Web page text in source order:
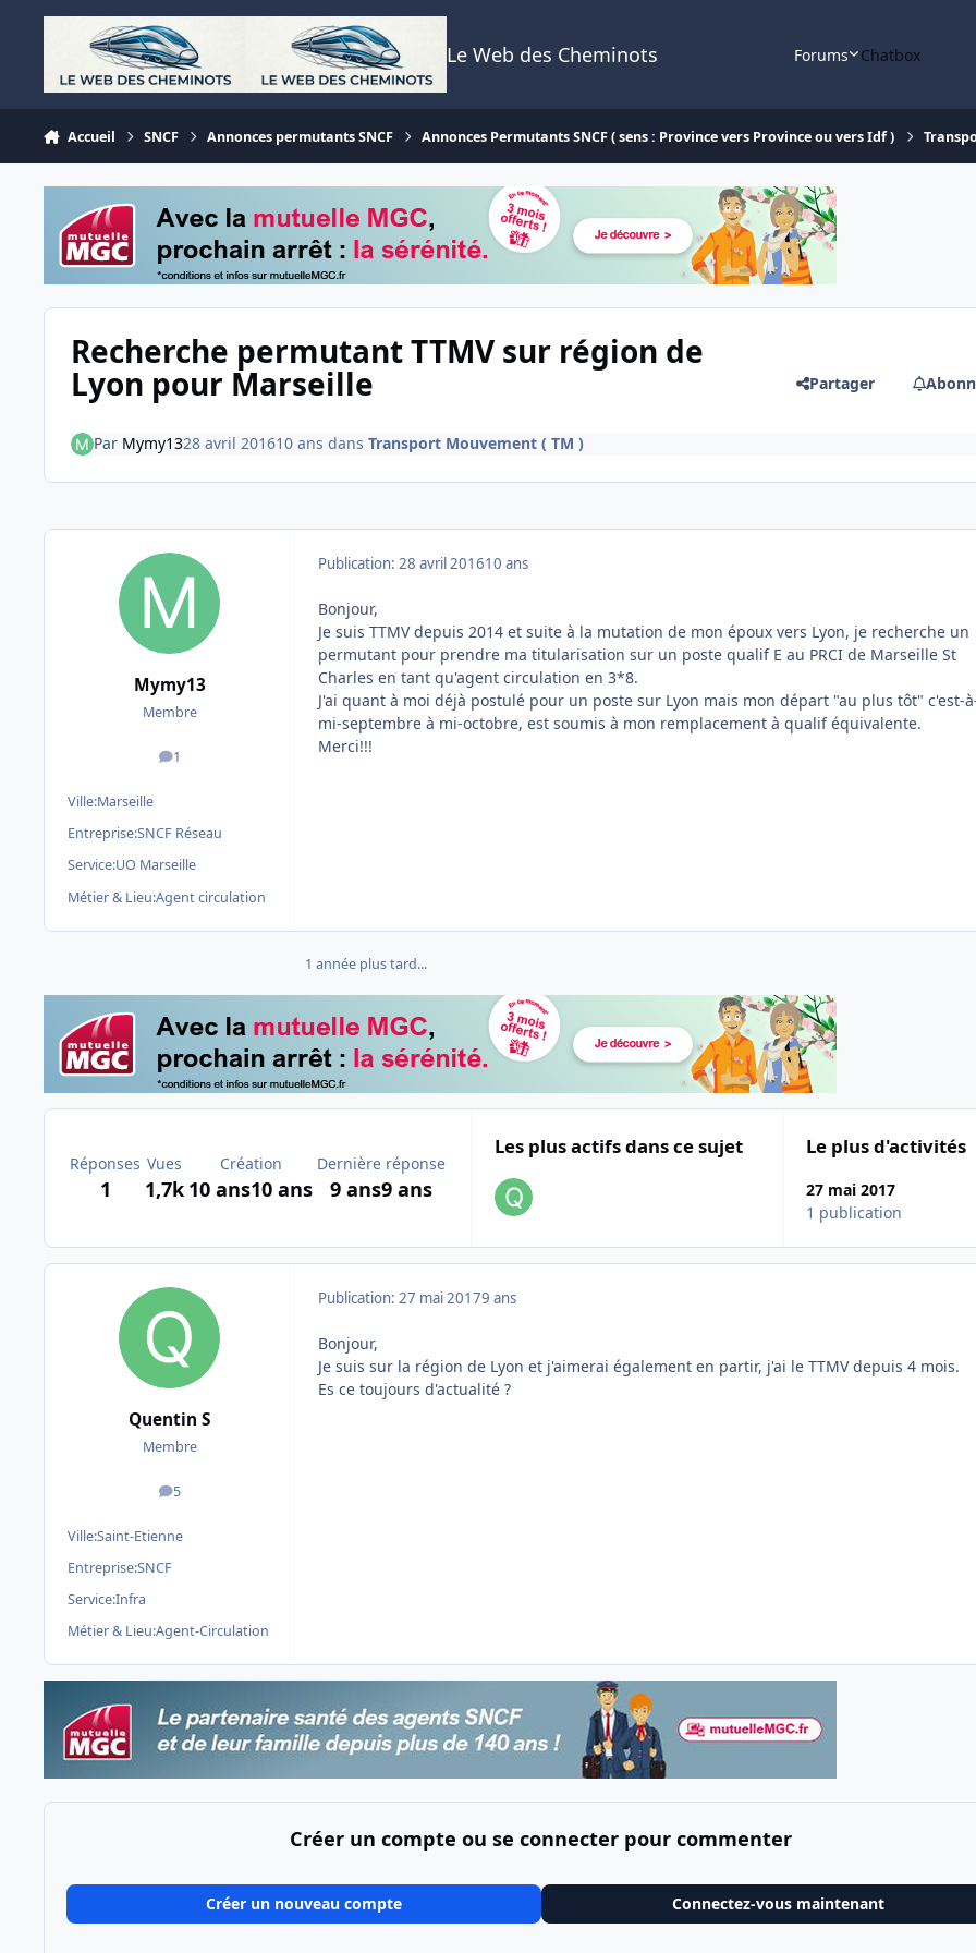
Aller au contenu
Le Web des Cheminots Forums Chatbox
Accueil SNCF Annonces permutants SNCF Annonces Permutants SNCF ( sens : Province vers Province ou vers Idf )
Recherche permutant TTMV sur région de
Lyon pour Marseille Partager
Par Mymy1328 avril 201610 ans dans Transport Mouvement ( TM )
Mymy13
Membre
1
messages
Ville:Marseille
Entreprise:SNCF Réseau
Service:UO Marseille
Métier & Lieu:Agent circulation
Publication: 28 avril 201610 ans
Bonjour,
Je suis TTMV depuis 2014 et suite à la mutation de mon époux vers Lyon, je recherche un
permutant pour prendre ma titularisation sur un poste qualif E au PRCI de Marseille St
Charles en tant qu'agent circulation en 3*8.
J'ai quant à moi déjà postulé pour un poste sur Lyon mais mon départ "au plus tôt" c'est-
mi-septembre à mi-octobre, est soumis à mon remplacement à qualif équivalente.
Merci!!!
1 année plus tard...
Réponses
1
Vues
1,7k
Création
10 ans10 ans
Dernière réponse
9 ans9 ans
Les plus actifs dans ce sujet Le plus d'activités
27 mai 2017
1 publication
Quentin S
Membre
5
messages
Ville:Saint-Etienne
Entreprise:SNCF
Service:Infra
Métier & Lieu:Agent-Circulation
Publication: 27 mai 20179 ans
Bonjour,
Je suis sur la région de Lyon et j'aimerai également en partir, j'ai le TTMV depuis 4 mois.
Es ce toujours d'actualité ?
Créer un compte ou se connecter pour commenter
Créer un nouveau compte Connectez-vous maintenant